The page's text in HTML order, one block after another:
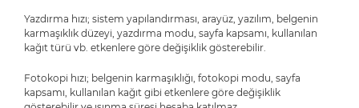
Yazdırma hızı; sistem yapılandırması, arayüz, yazılım, belgenin
karmaşıklık düzeyi, yazdırma modu, sayfa kapsamı, kullanılan
kağıt türü vb. etkenlere göre değişiklik gösterebilir.
Fotokopi hızı; belgenin karmaşıklığı, fotokopi modu, sayfa
kapsamı, kullanılan kağıt gibi etkenlere göre değişiklik